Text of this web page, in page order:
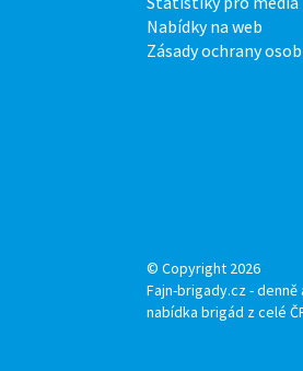
Nabídky na web
Zásady ochrany
© Copyright 2026
Fajn-brigady.cz - denně
nabídka brigád z celé